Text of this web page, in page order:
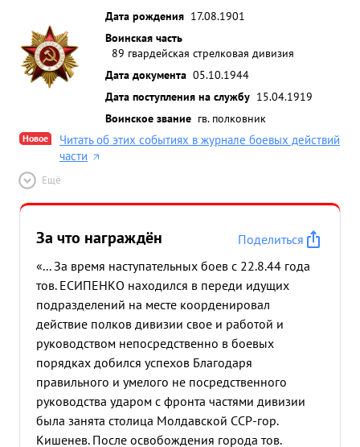
Дата рождения 17.08.1901
Воинская часть
89 гвардейская стрелковая дивизия
Дата документа 05.10.1944
Дата поступления на службу 15.04.1919
Воинское звание гв. полковник
Новое
Читать об этих событиях в журнале боевых действий
части
Ещё
За что награждён
Поделиться
«... За время наступательных боев с 22.8.44 года
тов. ЕСИПЕНКО находился в переди идущих
подразделений на месте коорденировал
действие полков дивизии свое и работой и
руководством непосредственно в боевых
порядках добился успехов Благодаря
правильного и умелого не посредственного
руководства ударом с фронта частями дивизии
была занята столица Молдавской ССР-гор.
Кишенев. После освобождения города тов.